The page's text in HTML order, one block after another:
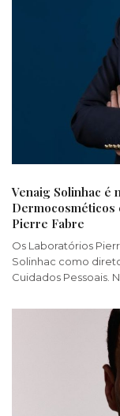
Venaig Solinhac é
Dermocosméticos
Pierre Fabre
Os Laboratórios
Solinhac como
Cuidados Pessoais.